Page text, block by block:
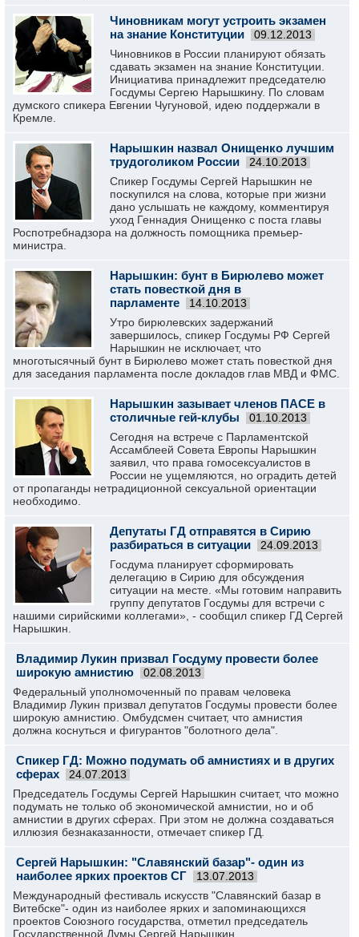
Чиновникам могут устроить экзамен
на знание Конституции
09.12.2013
Чиновников в России планируют обязать
сдавать экзамен на знание Конституции.
Инициатива принадлежит председателю
Госдумы Сергею Нарышкину. По словам
думского спикера Евгении Чугуновой, идею поддержали в
Кремле.
Нарышкин назвал Онищенко лучшим
трудоголиком России
24.10.2013
Спикер Госдумы Сергей Нарышкин не
поскупился на слова, которые при жизни
дано услышать не каждому, комментируя
уход Геннадия Онищенко с поста главы
Роспотребнадзора на должность помощника премьер-
министра.
Нарышкин: бунт в Бирюлево может
стать повесткой дня в
парламенте
14.10.2013
Утро бирюлевских задержаний
завершилось, спикер Госдумы РФ Сергей
Нарышкин не исключает, что
многотысячный бунт в Бирюлево может стать повесткой дня
для заседания парламента после докладов глав МВД и ФМС.
Нарышкин зазывает членов ПАСЕ в
столичные гей-клубы
01.10.2013
Сегодня на встрече с Парламентской
Ассамблеей Совета Европы Нарышкин
заявил, что права гомосексуалистов в
России не ущемляются, но оградить детей
от пропаганды нетрадиционной сексуальной ориентации
необходимо.
Депутаты ГД отправятся в Сирию
разбираться в ситуации
24.09.2013
Госдума планирует сформировать
делегацию в Сирию для обсуждения
ситуации на месте. «Мы готовим направить
группу депутатов Госдумы для встречи с
нашими сирийскими коллегами», - сообщил спикер ГД Сергей
Нарышкин.
Владимир Лукин призвал Госдуму провести более
широкую амнистию
02.08.2013
Федеральный уполномоченный по правам человека
Владимир Лукин призвал депутатов Госдумы провести более
широкую амнистию. Омбудсмен считает, что амнистия
должна коснуться и фигурантов "болотного дела".
Спикер ГД: Можно подумать об амнистиях и в других
сферах
24.07.2013
Председатель Госдумы Сергей Нарышкин считает, что можно
подумать не только об экономической амнистии, но и об
амнистии в других сферах. При этом не должна создаваться
иллюзия безнаказанности, отмечает спикер ГД.
Сергей Нарышкин: "Славянский базар"- один из
наиболее ярких проектов СГ
13.07.2013
Международный фестиваль искусств "Славянский базар в
Витебске"- один из наиболее ярких и запоминающихся
проектов Союзного государства, отметил председатель
Государственной Думы Сергей Нарышкин